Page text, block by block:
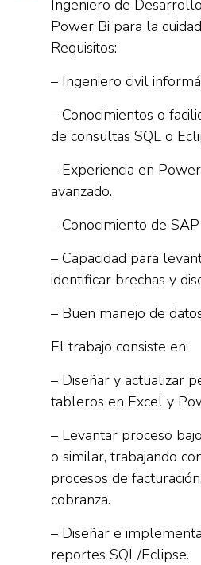
Ingeniero de
Power Bi para la
Requisitos:
– Ingeniero civil
– Conocimientos o
de consultas SQL o
– Experiencia en
avanzado.
– Conocimiento de
– Capacidad para
identificar brechas y
– Buen manejo de
El trabajo consiste en:
– Diseñar y actualizar
tableros en Excel y
– Levantar proceso
o similar, trabajando
procesos de
cobranza.
– Diseñar e
reportes SQL/Eclipse.